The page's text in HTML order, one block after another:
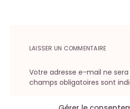
LAISSER UN COMMENTAIRE
Votre adresse e-mail ne sera
champs obligatoires sont